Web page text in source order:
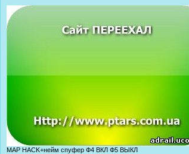
MAP HACK+нейм спуфер Ф4 ВКЛ Ф5 ВЫКЛ